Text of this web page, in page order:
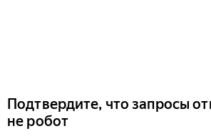
Подтвердите, что запросы
не робот